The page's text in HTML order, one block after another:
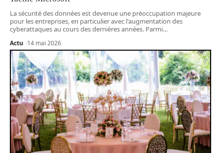
La sécurité des données est devenue une préoccupation majeure
pour les entreprises, en particulier avec l'augmentation des
cyberattaques au cours des dernières années. Parmi…
Actu 14 mai 2026